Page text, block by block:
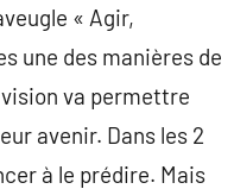
« Agir,
une des manières de
va permettre
avenir. Dans les 2
à le prédire. Mais